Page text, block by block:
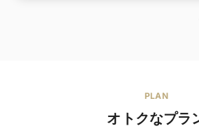
自分らしさを大切にしたい花嫁
一無二の華やかさを演出します
【カラードレス】
約2000通りの組み合わせから
コースを創り上げることができ
PLAN
オトクなプラ